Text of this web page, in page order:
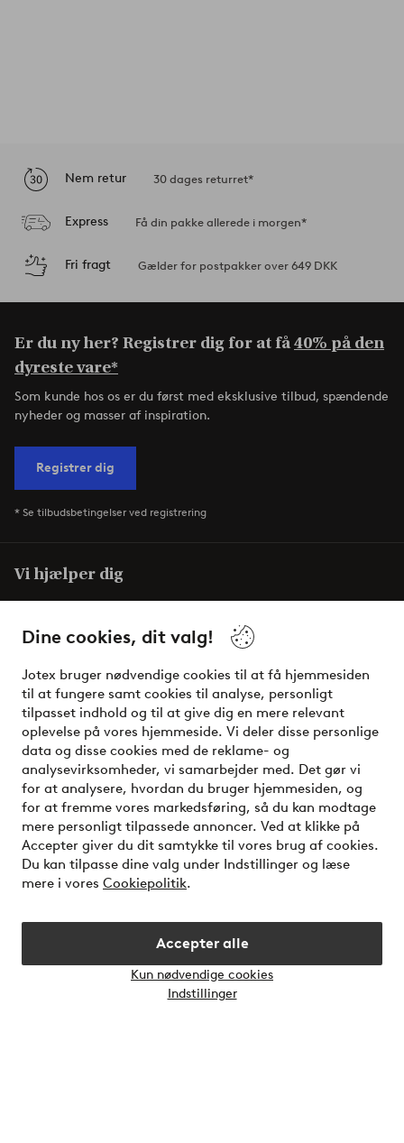
Dine cookies, dit valg!
Jotex bruger nødvendige cookies til at få hjemmesiden
til at fungere samt cookies til analyse, personligt
tilpasset indhold og til at give dig en mere relevant
oplevelse på vores hjemmeside. Vi deler disse personlige
data og disse cookies med de reklame- og
analysevirksomheder, vi samarbejder med. Det gør vi
for at analysere, hvordan du bruger hjemmesiden, og
for at fremme vores markedsføring, så du kan modtage
mere personligt tilpassede annoncer. Ved at klikke på
Accepter giver du dit samtykke til vores brug af cookies.
Du kan tilpasse dine valg under Indstillinger og læse
mere i vores Cookiepolitik.
Accepter alle
Kun nødvendige cookies
Indstillinger
Nem retur 30 dages returret*
Express Få din pakke allerede i morgen*
Fri fragt Gælder for postpakker over 649 DKK
Er du ny her? Registrer dig for at få40% på den
dyreste vare*
Som kunde hos os er du først med eksklusive tilbud, spændende
nyheder og masser af inspiration.
Registrer dig
* Se tilbudsbetingelser ved registrering
Vi hjælper dig
spørgsmål. Her finder du også information om, hvordan du
nemmest kontakter os.
Kundeservice Bestilling Betalingsmåde
Mine sider
Vilkår
Venner
Sikre betalinger - betal nu eller del op